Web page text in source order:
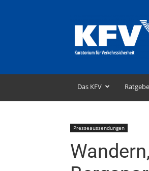
–
für
Das KFV
Presseaussendungen